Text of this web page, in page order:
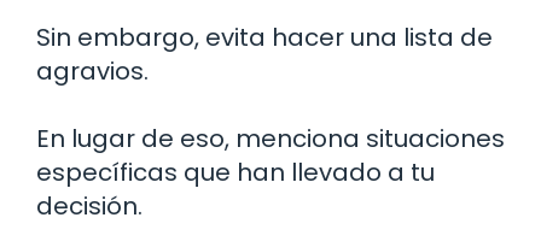
Sin embargo, evita hacer una lista de
agravios.
En lugar de eso, menciona situaciones
específicas que han llevado a tu
decisión.